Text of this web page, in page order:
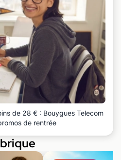
de 28 € : Bouygues Telecom
de rentrée